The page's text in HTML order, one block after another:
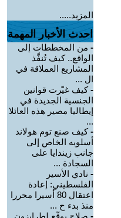
المزيد.....
احدث الأخبار المهمة
- من المخططات إلى
الواقع.. كيف تُنفَّذ
المشاريع العملاقة في
ال ...
-كيف غيّرت قوانين
الجنسية الجديدة في
إيطاليا مصير هذه العائلا
...
-كيف صنع توم هولاند
أسلوبه الخاص إلى
جانب زيندايا على
السجادة ...
- نادي الأسير
الفلسطيني: إعادة
اعتقال 80 أسيرا محررا
منذ بدء ح ...
- صلاح يوقّع لطرابزون